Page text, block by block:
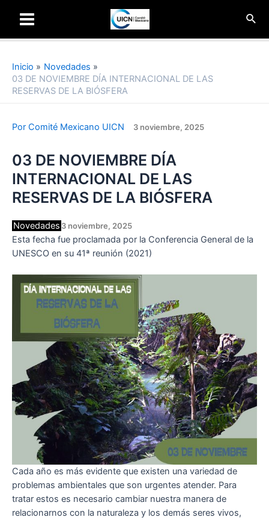
Main
Inicio
Novedades
03 DE NOVIEMBRE DÍA INTERNACIONAL DE LAS
RESERVAS DE LA BIÓSFERA
Por Comité Mexicano UICN 3 noviembre, 2025
03 DE NOVIEMBRE DÍA
INTERNACIONAL DE LAS
RESERVAS DE LA BIÓSFERA
Novedades 3 noviembre, 2025
Esta fecha fue proclamada por la Conferencia General de la
UNESCO en su 41ª reunión (2021)
Cada año es más evidente que existen una variedad de
problemas ambientales que son urgentes atender. Para
tratar estos es necesario cambiar nuestra manera de
relacionarnos con la naturaleza y los demás seres vivos,